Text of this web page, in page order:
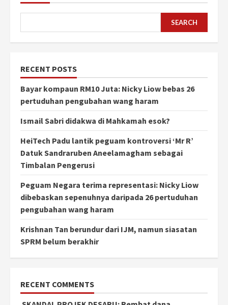
SEARCH
RECENT POSTS
Bayar kompaun RM10 Juta: Nicky Liow bebas 26
pertuduhan pengubahan wang haram
Ismail Sabri didakwa di Mahkamah esok?
HeiTech Padu lantik peguam kontroversi ‘Mr R’
Datuk Sandraruben Aneelamagham sebagai
Timbalan Pengerusi
Peguam Negara terima representasi: Nicky Liow
dibebaskan sepenuhnya daripada 26 pertuduhan
pengubahan wang haram
Krishnan Tan berundur dari IJM, namun siasatan
SPRM belum berakhir
RECENT COMMENTS